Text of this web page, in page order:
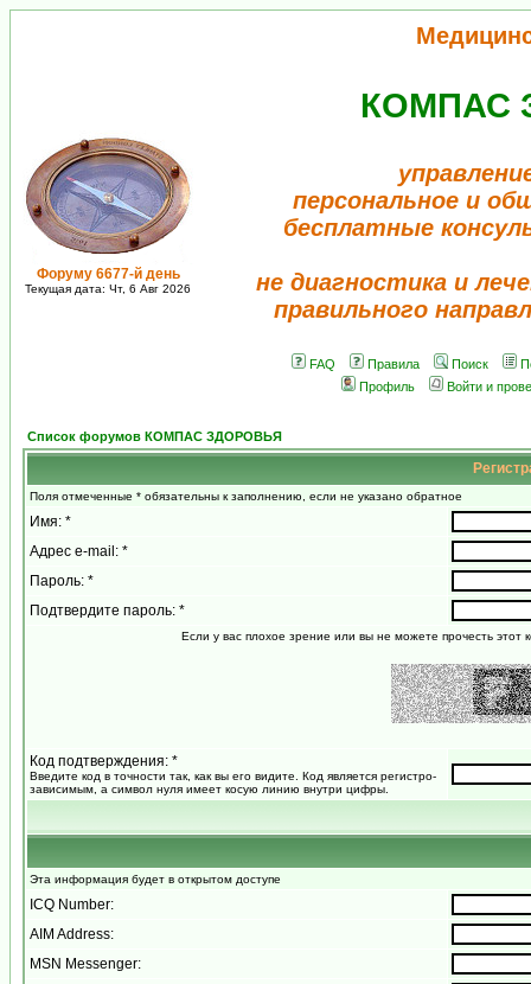
Форуму 6677-й день
Текущая дата: Чт, 6 Авг 2026
КОМПАС
персональное и
бесплатные
не диагностика и
правильного
FAQ Правила Поиск
Профиль
Войти и
Список форумов КОМПАС ЗДОРОВЬЯ
Поля отмеченные * обязательны к заполнению, если не указано обратное
Имя: *
Адрес e-mail: *
Пароль: *
Подтвердите пароль: *
Если у вас плохое зрение или вы не можете прочесть этот
Код подтверждения: *
Введите код в точности так, как вы его видите. Код является регистро-
зависимым, а символ нуля имеет косую линию внутри цифры.
Эта информация будет в открытом доступе
ICQ Number:
AIM Address:
MSN Messenger: